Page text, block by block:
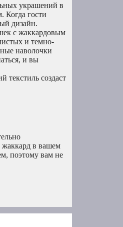
украшений в
Когда гости
дизайн.
с жаккардовым
и темно-
наволочки
и вы
текстиль создаст
жаккард в вашем
поэтому вам не